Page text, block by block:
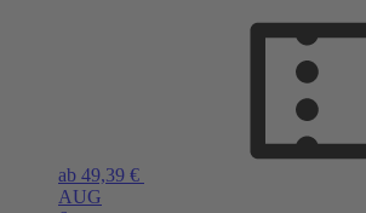
ab 49,39 €
AUG